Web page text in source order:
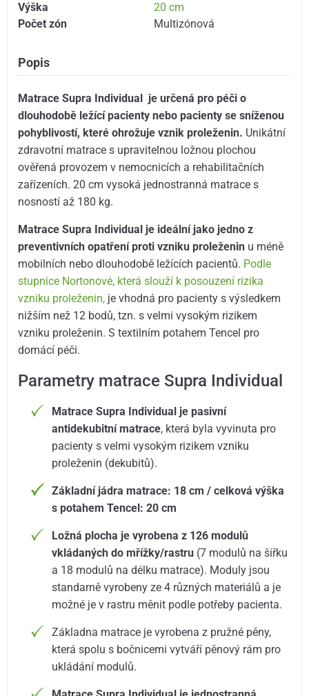
Výška
20 cm
Počet zón
Multizónová
Popis
Matrace Supra Individual je určená pro péči o
dlouhodobě ležící pacienty nebo pacienty se sníženou
pohyblivostí, které ohrožuje vznik proleženin. Unikátní
zdravotní matrace s upravitelnou ložnou plochou
ověřená provozem v nemocnicích a rehabilitačních
zařízeních. 20 cm vysoká jednostranná matrace s
nosností až 180 kg.
Matrace Supra Individual je ideální jako jedno z
preventivních opatření proti vzniku proleženin u méně
mobilních nebo dlouhodobě ležících pacientů. Podle
stupnice Nortonové, která slouží k posouzení rizika
vzniku proleženin, je vhodná pro pacienty s výsledkem
nižším než 12 bodů, tzn. s velmi vysokým rizikem
vzniku proleženin. S textilním potahem Tencel pro
domácí péči.
Parametry matrace Supra Individual
Matrace Supra Individual je pasivní
antidekubitní matrace, která byla vyvinuta pro
pacienty s velmi vysokým rizikem vzniku
proleženin (dekubitů).
Základní jádra matrace: 18 cm / celková výška
s potahem Tencel: 20 cm
Ložná plocha je vyrobena z 126 modulů
vkládaných do mřížky/rastru (7 modulů na šířku
a 18 modulů na délku matrace). Moduly jsou
standarně vyrobeny ze 4 různých materiálů a je
možné je v rastru měnit podle potřeby pacienta.
Základna matrace je vyrobena z pružné pěny,
která spolu s bočnicemi vytváří pěnový rám pro
ukládání modulů.